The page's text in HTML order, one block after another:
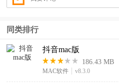
同类排行
抖音mac版
186.43 MB
MAC软件 v8.3.0